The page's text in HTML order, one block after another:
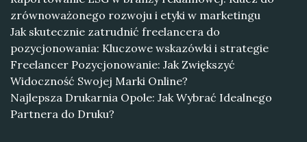
zrównoważonego rozwoju i etyki w marketingu
Jak skutecznie zatrudnić freelancera do
pozycjonowania: Kluczowe wskazówki i strategie
Freelancer Pozycjonowanie: Jak Zwiększyć
Widoczność Swojej Marki Online?
Najlepsza Drukarnia Opole: Jak Wybrać Idealnego
Partnera do Druku?